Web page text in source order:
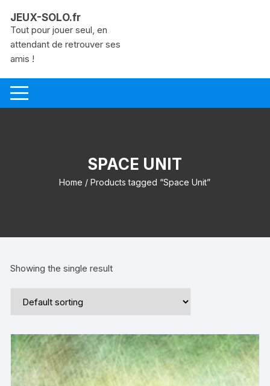
contenu
JEUX-SOLO.fr
Tout pour jouer seul, en
attendant de retrouver ses
amis !
SPACE UNIT
Home / Products tagged “Space Unit”
Showing the single result